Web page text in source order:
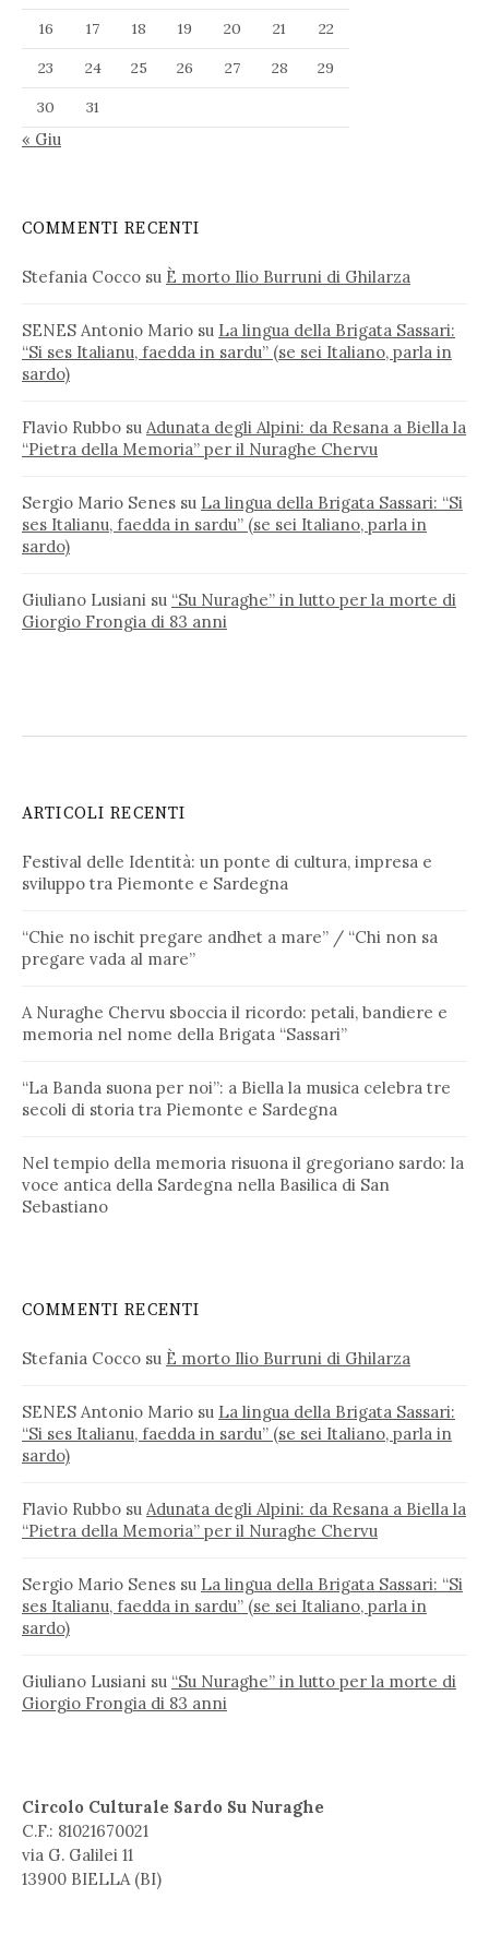
16
17 18 19 20 21
22
23
24 25 26 27 28
29
30
31
« Giu
COMMENTI RECENTI
Stefania Cocco su È morto Ilio Burruni di Ghilarza
SENES Antonio Mario su La lingua della Brigata Sassari:
“Si ses Italianu, faedda in sardu” (se sei Italiano, parla in
sardo)
Flavio Rubbo su Adunata degli Alpini: da Resana a Biella la
“Pietra della Memoria” per il Nuraghe Chervu
Sergio Mario Senes su La lingua della Brigata Sassari: “Si
ses Italianu, faedda in sardu” (se sei Italiano, parla in
sardo)
Giuliano Lusiani su “Su Nuraghe” in lutto per la morte di
Giorgio Frongia di 83 anni
ARTICOLI RECENTI
Festival delle Identità: un ponte di cultura, impresa e
sviluppo tra Piemonte e Sardegna
“Chie no ischit pregare andhet a mare” / “Chi non sa
pregare vada al mare”
A Nuraghe Chervu sboccia il ricordo: petali, bandiere e
memoria nel nome della Brigata “Sassari”
“La Banda suona per noi”: a Biella la musica celebra tre
secoli di storia tra Piemonte e Sardegna
Nel tempio della memoria risuona il gregoriano sardo: la
voce antica della Sardegna nella Basilica di San
Sebastiano
COMMENTI RECENTI
Stefania Cocco su È morto Ilio Burruni di Ghilarza
SENES Antonio Mario su La lingua della Brigata Sassari:
“Si ses Italianu, faedda in sardu” (se sei Italiano, parla in
sardo)
Flavio Rubbo su Adunata degli Alpini: da Resana a Biella la
“Pietra della Memoria” per il Nuraghe Chervu
Sergio Mario Senes su La lingua della Brigata Sassari: “Si
ses Italianu, faedda in sardu” (se sei Italiano, parla in
sardo)
Giuliano Lusiani su “Su Nuraghe” in lutto per la morte di
Giorgio Frongia di 83 anni
Circolo Culturale Sardo Su Nuraghe
C.F.: 81021670021
via G. Galilei 11
13900 BIELLA (BI)